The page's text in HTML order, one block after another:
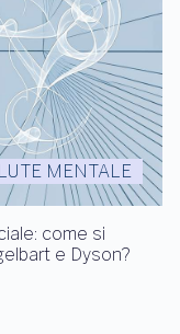
MENTALE
come si
e Dyson?